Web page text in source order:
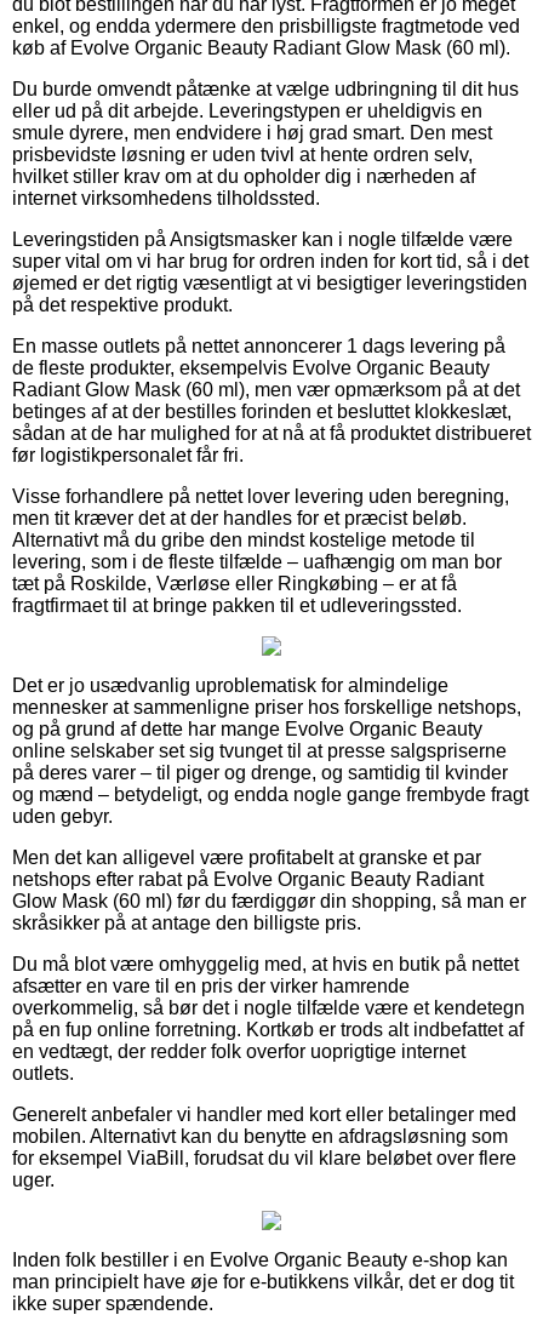
enkel, og endda ydermere den prisbilligste fragtmetode ved
køb af Evolve Organic Beauty Radiant Glow Mask (60 ml).
Du burde omvendt påtænke at vælge udbringning til dit hus
eller ud på dit arbejde. Leveringstypen er uheldigvis en
smule dyrere, men endvidere i høj grad smart. Den mest
prisbevidste løsning er uden tvivl at hente ordren selv,
hvilket stiller krav om at du opholder dig i nærheden af
internet virksomhedens tilholdssted.
Leveringstiden på Ansigtsmasker kan i nogle tilfælde være
super vital om vi har brug for ordren inden for kort tid, så i det
øjemed er det rigtig væsentligt at vi besigtiger leveringstiden
på det respektive produkt.
En masse outlets på nettet annoncerer 1 dags levering på
de fleste produkter, eksempelvis Evolve Organic Beauty
Radiant Glow Mask (60 ml), men vær opmærksom på at det
betinges af at der bestilles forinden et besluttet klokkeslæt,
sådan at de har mulighed for at nå at få produktet distribueret
før logistikpersonalet får fri.
Visse forhandlere på nettet lover levering uden beregning,
men tit kræver det at der handles for et præcist beløb.
Alternativt må du gribe den mindst kostelige metode til
levering, som i de fleste tilfælde – uafhængig om man bor
tæt på Roskilde, Værløse eller Ringkøbing – er at få
fragtfirmaet til at bringe pakken til et udleveringssted.
Det er jo usædvanlig uproblematisk for almindelige
mennesker at sammenligne priser hos forskellige netshops,
og på grund af dette har mange Evolve Organic Beauty
online selskaber set sig tvunget til at presse salgspriserne
på deres varer – til piger og drenge, og samtidig til kvinder
og mænd – betydeligt, og endda nogle gange frembyde fragt
uden gebyr.
Men det kan alligevel være profitabelt at granske et par
netshops efter rabat på Evolve Organic Beauty Radiant
Glow Mask (60 ml) før du færdiggør din shopping, så man er
skråsikker på at antage den billigste pris.
Du må blot være omhyggelig med, at hvis en butik på nettet
afsætter en vare til en pris der virker hamrende
overkommelig, så bør det i nogle tilfælde være et kendetegn
på en fup online forretning. Kortkøb er trods alt indbefattet af
en vedtægt, der redder folk overfor uoprigtige internet
outlets.
Generelt anbefaler vi handler med kort eller betalinger med
mobilen. Alternativt kan du benytte en afdragsløsning som
for eksempel ViaBill, forudsat du vil klare beløbet over flere
uger.
Inden folk bestiller i en Evolve Organic Beauty e-shop kan
man principielt have øje for e-butikkens vilkår, det er dog tit
ikke super spændende.